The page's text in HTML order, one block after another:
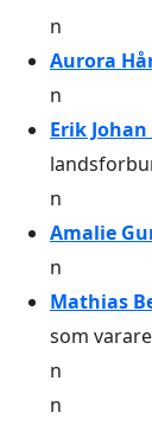
n
Aurora
n
Erik
n
Amalie
n
Mathias
som
n
n